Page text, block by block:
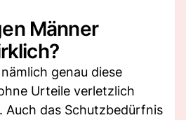
Männer
genau diese
Urteile verletzlich
Auch das Schutzbedürfnis